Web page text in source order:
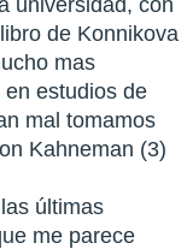
de Konnikova
mas
estudios de
mal tomamos
Kahneman (3)
últimas
me parece